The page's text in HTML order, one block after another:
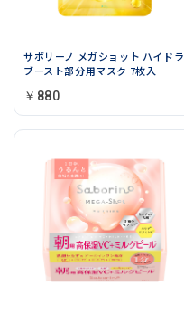
サボリーノ メガショット ハイドラ
ブースト部分用マスク 7枚入
￥880